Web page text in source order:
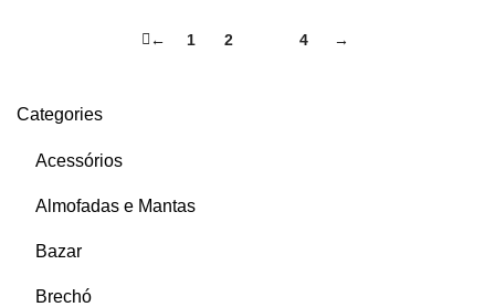
Categories
Acessórios
Almofadas e Mantas
Bazar
Brechó
← 1 2 4 →